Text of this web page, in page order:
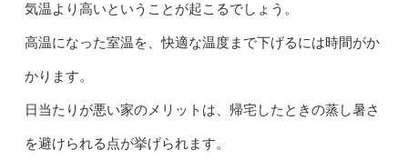
気温より高いということが起こるでしょう。
高温になった室温を、快適な温度まで下げるには時間がか
かります。
日当たりが悪い家のメリットは、帰宅したときの蒸し暑さ
を避けられる点が挙げられます。